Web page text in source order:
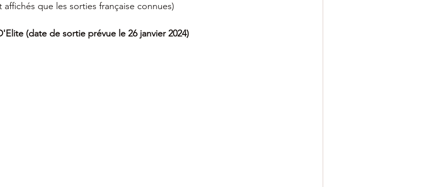
que les sorties française connues)
(date de sortie prévue le 26 janvier 2024)